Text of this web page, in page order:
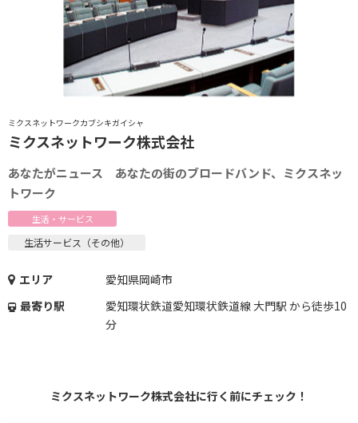
ミクスネットワークカブシキガイシャ
ミクスネットワーク株式会社
あなたがニュース あなたの街のブロードバンド、ミクスネッ
トワーク
生活・サービス
生活サービス（その他）
エリア
愛知県岡崎市
最寄り駅
愛知環状鉄道愛知環状鉄道線 大門駅 から徒歩10
分
ミクスネットワーク株式会社に行く前にチェック！